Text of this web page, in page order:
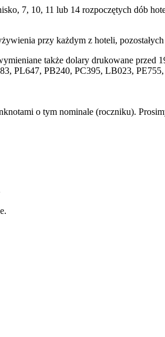
7, 10, 11 lub 14 rozpoczętych dób
przy każdym z hoteli,
także dolary drukowane przed
PL647, PB240, PC395, LB023,
o tym nominale (roczniku).